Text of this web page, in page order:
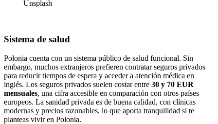
Unsplash
Sistema de salud
Polonia cuenta con un sistema público de salud funcional. Sin
embargo, muchos extranjeros prefieren contratar seguros privados
para reducir tiempos de espera y acceder a atención médica en
inglés. Los seguros privados suelen costar entre 30 y 70 EUR
mensuales, una cifra accesible en comparación con otros países
europeos. La sanidad privada es de buena calidad, con clínicas
modernas y precios razonables, lo que aporta tranquilidad si te
planteas vivir en Polonia.